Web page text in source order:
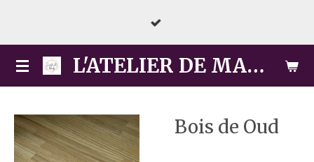
contenu
principal
L'ATELIER DE MARLY
Bois de Oud